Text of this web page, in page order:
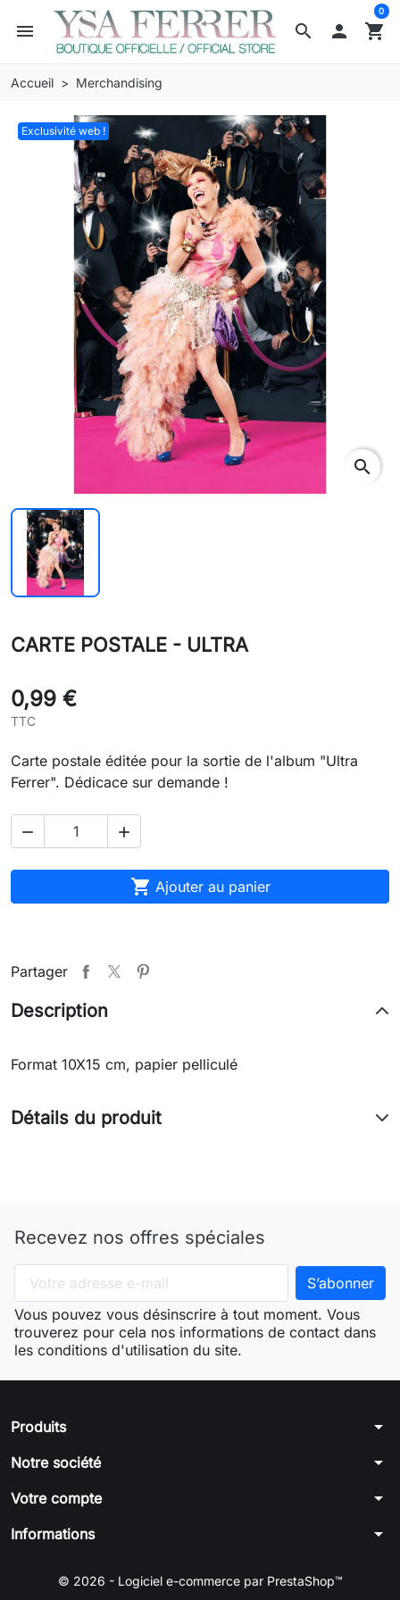
search
menu  shopping_cart
0
Accueil Merchandising
Exclusivité web !
search
CARTE POSTALE - ULTRA
0,99 €
TTC
Carte postale éditée pour la sortie de l'album "Ultra
Ferrer". Dédicace sur demande !
 
 Ajouter au panier
Partager
Description
Format 10X15 cm, papier pelliculé
Détails du produit
Recevez nos offres spéciales
Vous pouvez vous désinscrire à tout moment. Vous
trouverez pour cela nos informations de contact dans
les conditions d'utilisation du site.
Produits arrow_drop_down
Notre société arrow_drop_down
Votre compte arrow_drop_down
Informations arrow_drop_down
© 2026 - Logiciel e-commerce par PrestaShop™